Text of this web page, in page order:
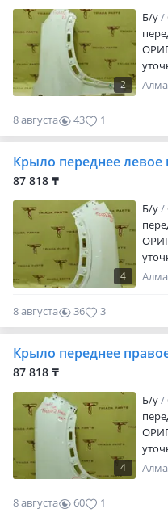
2
Б/y
все
8 августа 43 1
Крыло переднее левое
87 818 ₸
4
Б/y
все
8 августа 36 3
Крыло переднее
87 818 ₸
4
Б/y
все
8 августа 60 1